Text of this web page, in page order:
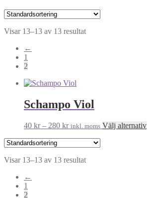
Visar 13–13 av 13 resultat
←
1
2
Schampo Viol
40 kr – 280 krPrisintervall:
inkl. moms Välj alternativDen
Visar 13–13 av 13 resultat
←
1
2